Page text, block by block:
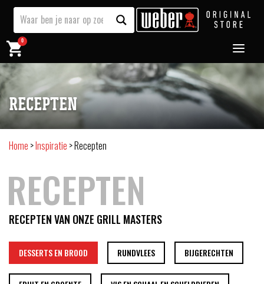
0
RECEPTEN
Home >Inspiratie >Recepten
RECEPTEN
RECEPTEN VAN ONZE GRILL MASTERS
DESSERTS EN BROOD RUNDVLEES BIJGERECHTEN